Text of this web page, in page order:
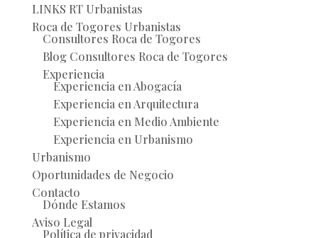
LINKS RT Urbanistas
Roca de Togores Urbanistas
Consultores Roca de Togores
Blog Consultores Roca de Togores
Experiencia
Experiencia en Abogacía
Experiencia en Arquitectura
Experiencia en Medio Ambiente
Experiencia en Urbanismo
Urbanismo
Oportunidades de Negocio
Contacto
Dónde Estamos
Aviso Legal
Política de privacidad